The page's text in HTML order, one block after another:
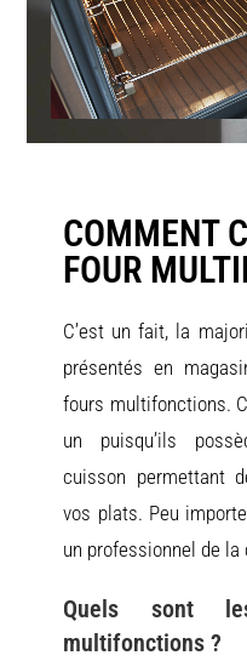
COMMENT
FOUR
C’est un fait, la
présentés en
fours multifonctions.
un puisqu’ils
cuisson permettant
vos plats. Peu
un professionnel de la
Quels sont
multifonctions ?